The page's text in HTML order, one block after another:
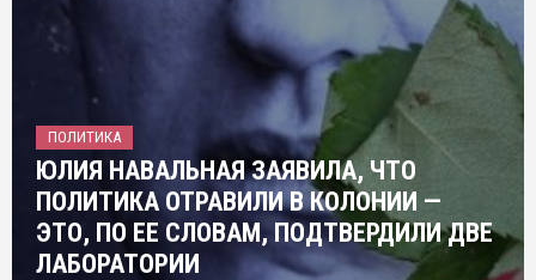
ПОЛИТИКА
ЮЛИЯ НАВАЛЬНАЯ ЗАЯВИЛА, ЧТО
ПОЛИТИКА ОТРАВИЛИ В КОЛОНИИ —
ЭТО, ПО ЕЕ СЛОВАМ, ПОДТВЕРДИЛИ ДВЕ
ЛАБОРАТОРИИ